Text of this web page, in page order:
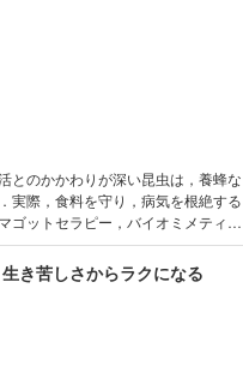
とのかかわりが深い昆虫は，養蜂な
実際，食料を守り，病気を根絶する
ゴットセラピー，バイオミメティク
る．人間と昆虫のこれまでをふまえ
き苦しさからラクになる